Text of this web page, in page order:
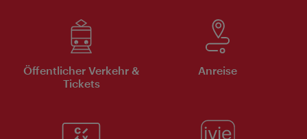
Öffentlicher Verkehr &
Tickets
Anreise